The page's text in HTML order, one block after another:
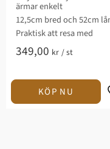
ärmar enkelt
12,5cm bred och 52cm
Praktisk att resa med
349,00 kr /st